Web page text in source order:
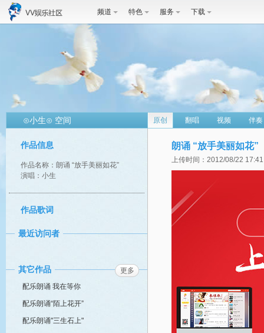
频道 特色 服务 下载
⊙小生⊙ 空间 原创 翻唱 视频 伴奏
作品信息
作品名称：朗诵 “放手美丽如花”
演唱：小生
作品歌词
最近访问者
其它作品
更多
配乐朗诵 我在等你
配乐朗诵“陌上花开”
配乐朗诵"三生石上"
朗诵 “放手美丽如花”
上传时间：2012/08/22 17:41